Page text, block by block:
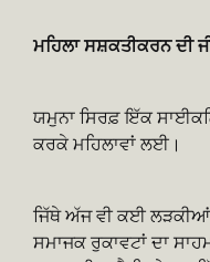
ਮਹਿਲਾ ਸਸ਼ਕਤੀਕਰਨ ਦੀ
ਯਮੁਨਾ ਸਿਰਫ਼ ਇੱਕ
ਕਰਕੇ ਮਹਿਲਾਵਾਂ ਲਈ।
ਜਿੱਥੇ ਅੱਜ ਵੀ ਕਈ
ਸਮਾਜਕ ਰੁਕਾਵਟਾਂ ਦਾ